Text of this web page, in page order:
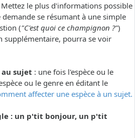
Mettez le plus d'informations possible
se résumant à une simple
("C'est quoi ce champignon ?")
supplémentaire, pourra se voir
sujet : une fois l'espèce ou le
ou le genre en éditant le
affecter une espèce à un sujet.
: un p'tit bonjour, un p'tit